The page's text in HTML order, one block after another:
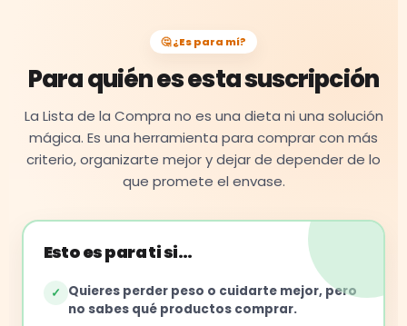
🤔 ¿Es para mí?
Para quién es esta suscripción
La Lista de la Compra no es una dieta ni una solución
mágica. Es una herramienta para comprar con más
criterio, organizarte mejor y dejar de depender de lo
que promete el envase.
Esto es para ti si…
✓ Quieres perder peso o cuidarte mejor, pero
no sabes qué productos comprar.